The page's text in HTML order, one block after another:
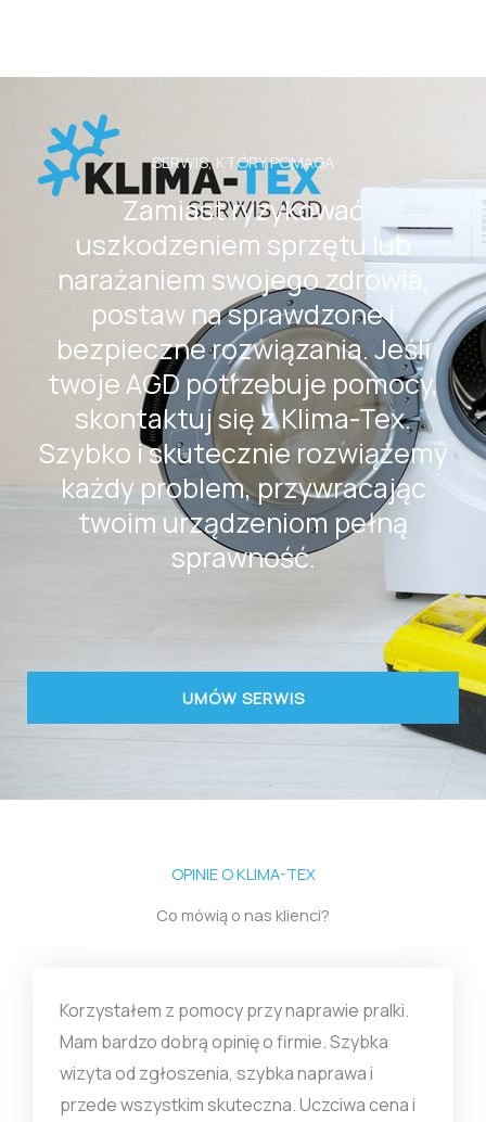
SERWIS, KTÓRY POMAGA
Zamiast ryzykować
uszkodzeniem sprzętu lub
narażaniem swojego zdrowia,
postaw na sprawdzone i
bezpieczne rozwiązania. Jeśli
twoje AGD potrzebuje pomocy,
skontaktuj się z Klima-Tex.
Szybko i skutecznie rozwiążemy
każdy problem, przywracając
twoim urządzeniom pełną
sprawność.
UMÓW SERWIS
OPINIE O KLIMA-TEX
Co mówią o nas klienci?
Korzystałem z pomocy przy naprawie pralki.
Mam bardzo dobrą opinię o firmie. Szybka
wizyta od zgłoszenia, szybka naprawa i
przede wszystkim skuteczna. Uczciwa cena i